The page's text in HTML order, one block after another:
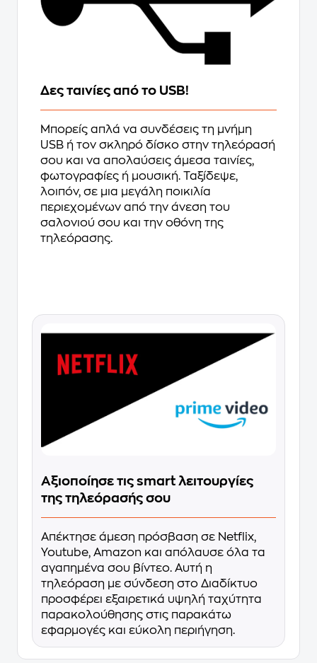
Δες ταινίες από το USB!
Mπορείς απλά να συνδέσεις τη μνήμη
USB ή τον σκληρό δίσκο στην τηλεόρασή
σου και να απολαύσεις άμεσα ταινίες,
φωτογραφίες ή μουσική. Ταξίδεψε,
λοιπόν, σε μια μεγάλη ποικιλία
περιεχομένων από την άνεση του
σαλονιού σου και την οθόνη της
τηλεόρασης.
Αξιοποίησε τις smart λειτουργίες
της τηλεόρασής σου
Απέκτησε άμεση πρόσβαση σε Netflix,
Youtube, Amazon και απόλαυσε όλα τα
αγαπημένα σου βίντεο. Αυτή η
τηλεόραση με σύνδεση στο Διαδίκτυο
προσφέρει εξαιρετικά υψηλή ταχύτητα
παρακολούθησης στις παρακάτω
εφαρμογές και εύκολη περιήγηση.